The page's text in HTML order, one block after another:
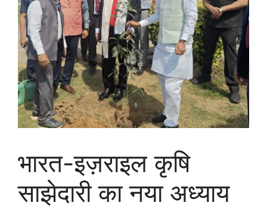
भारत-इज़राइल कृषि
साझेदारी का नया अध्याय